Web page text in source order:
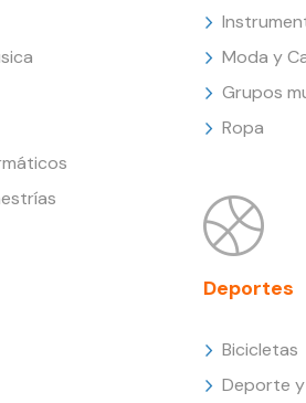
Moda y
Grupos
Ropa
Deportes
Bicicletas
Deporte